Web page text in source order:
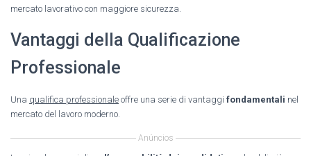
mercato lavorativo con maggiore sicurezza.
Vantaggi della Qualificazione
Professionale
Una qualifica professionale offre una serie di vantaggi fondamentali nel
mercato del lavoro moderno.
Anúncios